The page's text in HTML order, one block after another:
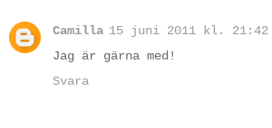
Camilla 15 juni 2011 kl. 21:42
Jag är gärna med!
Svara